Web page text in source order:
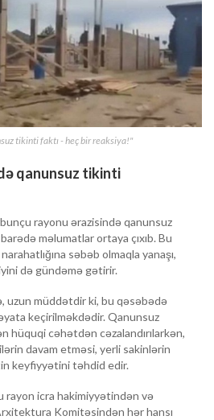
tikinti faktı - heç bir reaksiya!"
qanunsuz tikinti
rayonu ərazisində qanunsuz
məlumatlar ortaya çıxıb. Bu
səbəb olmaqla yanaşı,
də gündəmə gətirir.
uzun müddətdir ki, bu qəsəbədə
keçirilməkdədir. Qanunsuz
hüquqi cəhətdən cəzalandırılarkən,
davam etməsi, yerli sakinlərin
keyfiyyətini təhdid edir.
rayon icra hakimiyyətindən və
Komitəsindən hər hansı